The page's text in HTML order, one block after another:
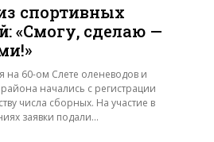
спортивных
«Смогу, сделаю —
на 60-ом Слете оленеводов и
начались с регистрации
сборных. На участие в
заявки подали...